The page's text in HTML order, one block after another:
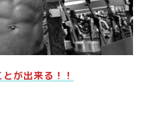
が出来る！！